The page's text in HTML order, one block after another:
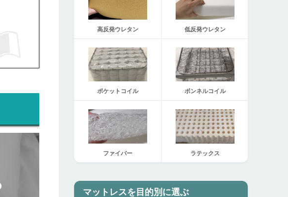
高反発ウレタン 低反発ウレタン
ポケットコイル ボンネルコイル
ファイバー ラテックス
マットレスを目的別に選ぶ